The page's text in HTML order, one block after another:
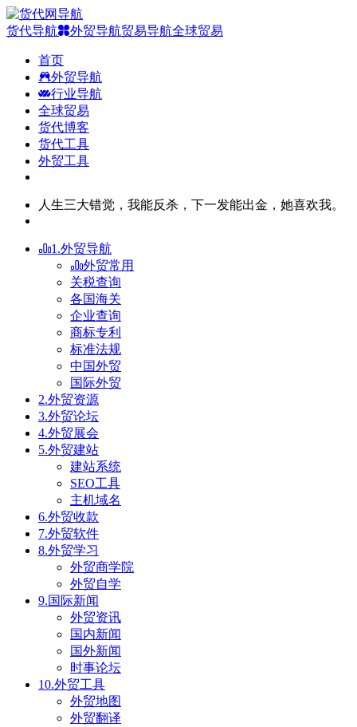
货代导航 外贸导航贸易导航全球贸易
首页
外贸导航
行业导航
全球贸易
货代博客
货代工具
外贸工具
人生三大错觉，我能反杀，下一发能出金，她喜欢我。
1.外贸导航
外贸常用
关税查询
各国海关
企业查询
商标专利
标准法规
中国外贸
国际外贸
2.外贸资源
3.外贸论坛
4.外贸展会
5.外贸建站
建站系统
SEO工具
主机域名
6.外贸收款
7.外贸软件
8.外贸学习
外贸商学院
外贸自学
9.国际新闻
外贸资讯
国内新闻
国外新闻
时事论坛
10.外贸工具
外贸地图
外贸翻译